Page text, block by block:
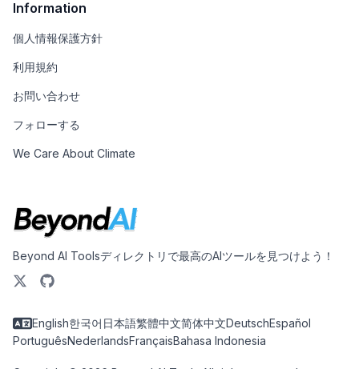
Information
個人情報保護方針
利用規約
お問い合わせ
フォローする
We Care About Climate
Beyond AI Toolsディレクトリで最高のAIツールを見つけよう！
English한국어 日本語繁體中文简体中文DeutschEspañol
PortuguêsNederlandsFrançaisBahasa Indonesia